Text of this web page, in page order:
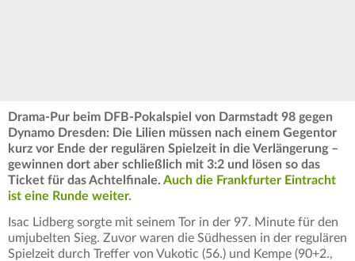
Drama-Pur beim DFB-Pokalspiel von Darmstadt 98 gegen
Dynamo Dresden: Die Lilien müssen nach einem Gegentor
kurz vor Ende der regulären Spielzeit in die Verlängerung –
gewinnen dort aber schließlich mit 3:2 und lösen so das
Ticket für das Achtelfinale. Auch die Frankfurter Eintracht
ist eine Runde weiter.
Isac Lidberg sorgte mit seinem Tor in der 97. Minute für den
umjubelten Sieg. Zuvor waren die Südhessen in der regulären
Spielzeit durch Treffer von Vukotic (56.) und Kempe (90+2.,